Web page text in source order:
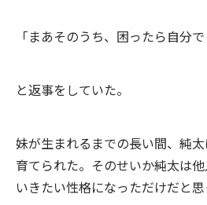
「まあそのうち、困ったら自分
と返事をしていた。
妹が生まれるまでの長い間、純
育てられた。そのせいか純太は
いきたい性格になっただけだと思